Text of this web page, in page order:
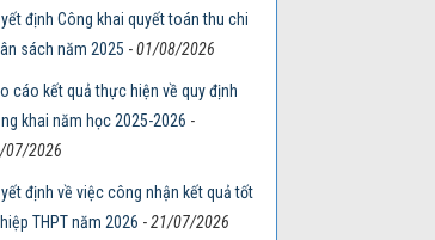
định Công khai quyết toán thu chi
sách năm 2025 -01/08/2026
cáo kết quả thực hiện về quy định
khai năm học 2025-2026 -
07/2026
định về việc công nhận kết quả tốt
THPT năm 2026 -21/07/2026